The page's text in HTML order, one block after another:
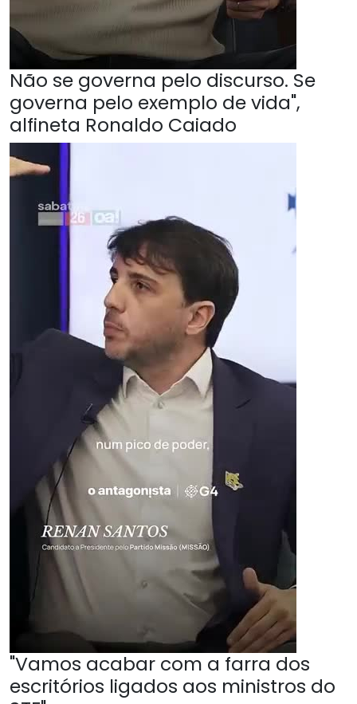
Não se governa pelo discurso. Se
governa pelo exemplo de vida",
alfineta Ronaldo Caiado
"Vamos acabar com a farra dos
escritórios ligados aos ministros do